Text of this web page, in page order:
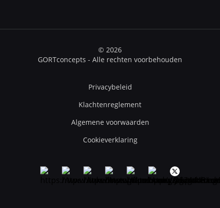
© 2026
GORTconcepts - Alle rechten voorbehouden
Privacybeleid
Klachtenreglement
Algemene voorwaarden
Cookieverklaring